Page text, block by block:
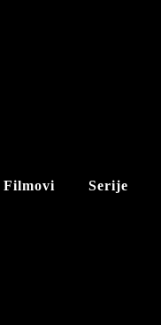
Filmovi Serije